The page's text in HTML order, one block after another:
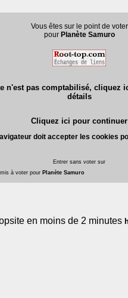
Vous êtes sur le point de voter
pour Planète Samuro
n'est pas comptabilisé, cliquez
détails
Cliquez ici pour continuer
doit accepter les cookies
Entrer sans voter sur
à voter pour Planète Samuro
en moins de 2 minutes